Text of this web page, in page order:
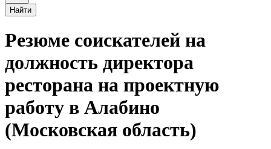
Найти
Резюме соискателей на
должность директора
ресторана на проектную
работу в Алабино
(Московская область)